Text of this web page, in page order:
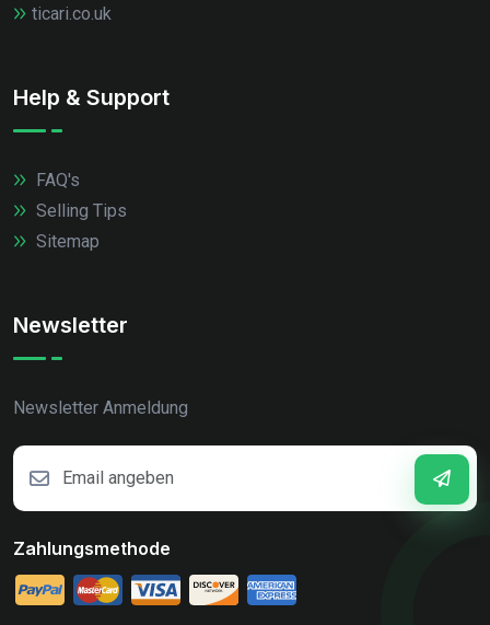
ticari.co.uk
Help & Support
FAQ's
Selling Tips
Sitemap
Newsletter
Newsletter Anmeldung
Zahlungsmethode